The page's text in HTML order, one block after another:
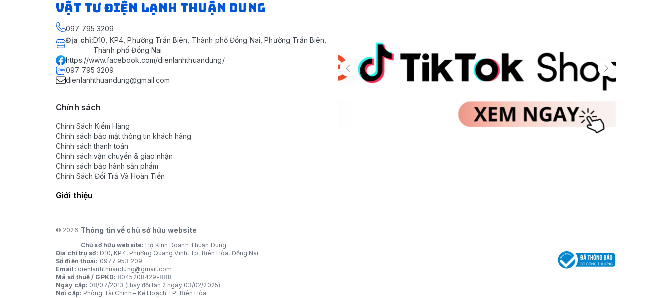
VẬT TƯ ĐIỆN LẠNH THUẬN DUNG
097 795 3209
Địa chỉ:D10, KP4, Phường Trấn Biên, Thành phố Đồng Nai, Phường Trấn Biên,
Thành phố Đồng Nai
https://www.facebook.com/dienlanhthuandung/
097 795 3209
dienlanhthuandung@gmail.com
Chính sách
Chính Sách Kiểm Hàng
Chính sách bảo mật thông tin khách hàng
Chính sách thanh toán
Chính sách vận chuyển & giao nhận
Chính sách bảo hành sản phẩm
Chính Sách Đổi Trả Và Hoàn Tiền
Giới thiệu
© 2026 Thông tin về chủ sở hữu website
Chủ sở hữu website: Hộ Kinh Doanh Thuận Dung
Địa chỉ trụ sở: D10, KP4, Phường Quang Vinh, Tp. Biên Hòa, Đồng Nai
Số điện thoại: 0977 953 209
Email: dienlanhthuandung@gmail.com
Mã số thuế / GPKD: 8045208429-888
Ngày cấp: 08/07/2013 (thay đổi lần 2 ngày 03/02/2025)
Nơi cấp: Phòng Tài Chính – Kế Hoạch TP. Biên Hòa